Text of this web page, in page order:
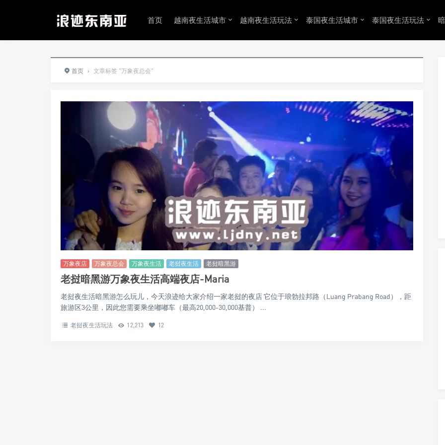
首页 越南夜生活城市 越南夜生活玩法 泰国夜生活城市 泰国夜生活玩法
首页 › 文章标签 "万象夜总会"
万象夜店 万象夜总会 万象夜生活 老挝夜生活 老挝暗黑游
老挝暗黑游万象夜生活高端夜店-Maria
老挝夜生活暗黑游怎么玩儿，今天浪迹给大家介绍一家老挝的夜店 它位于琅勃拉邦路（Luang Prabang Road），距
旅游区3公里，因此您需要乘坐嘟嘟车（最高20,000-30,000基普） ...
老挝夜生活玩法 12,213 12